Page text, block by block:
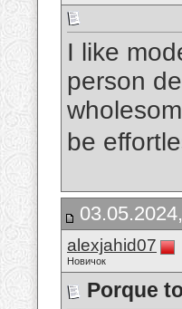
I like
person
be
alexjahid07
Новичок
Porque